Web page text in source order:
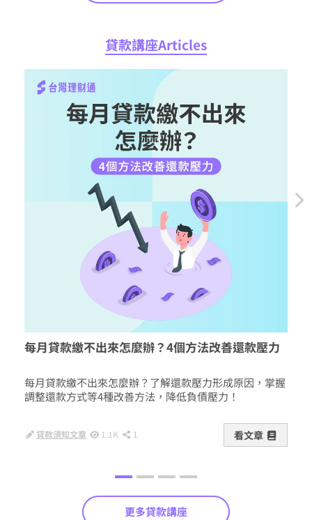
貸款講座Articles
每月貸款繳不出來怎麼辦？4個方法改善還款壓力
每月貸款繳不出來怎麼辦？了解還款壓力形成原因，掌握
調整還款方式等4種改善方法，降低負債壓力！
貸款須知文章 1.1K 1 看文章
更多貸款講座